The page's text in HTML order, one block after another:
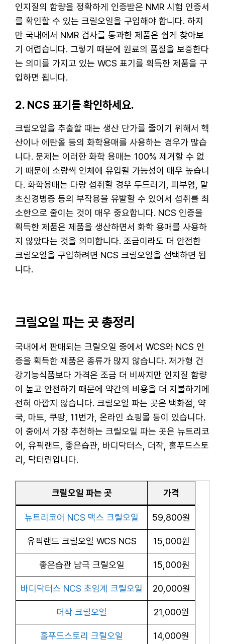
인지질의 함량을 정확하게 인증받은 NMR 시험 인증서
를 확인할 수 있는 크릴오일을 구입해야 합니다. 하지
만 국내에서 NMR 검사를 통과한 제품은 쉽게 찾아보
기 어렵습니다. 그렇기 때문에 원료의 품질을 보증한다
는 의미를 가지고 있는 WCS 표기를 획득한 제품을 구
입하면 됩니다.
2. NCS 표기를 확인하세요.
크릴오일을 추출할 때는 생산 단가를 줄이기 위해서 헥
산이나 에탄올 등의 화학용매를 사용하는 경우가 많습
니다. 문제는 이러한 화학 용매는 100% 제거할 수 없
기 때문에 소량씩 인체에 유입될 가능성이 매우 높습니
다. 화학용매는 다량 섭취할 경우 두드러기, 피부염, 말
초신경병증 등의 부작용을 유발할 수 있어서 섭취를 최
소한으로 줄이는 것이 매우 중요합니다. NCS 인증을
획득한 제품은 제품을 생산하면서 화학 용매를 사용하
지 않았다는 것을 의미합니다. 조금이라도 더 안전한
크릴오일을 구입하려면 NCS 크릴오일을 선택하면 됩
니다.
크릴오일 파는 곳 총정리
국내에서 판매되는 크릴오일 중에서 WCS와 NCS 인
증을 획득한 제품은 종류가 많지 않습니다. 저가형 건
강기능식품보다 가격은 조금 더 비싸지만 인지질 함량
이 높고 안전하기 때문에 약간의 비용을 더 지불하기에
전혀 아깝지 않습니다. 크릴오일 파는 곳은 백화점, 약
국, 마트, 쿠팡, 11번가, 온라인 쇼핑몰 등이 있습니다.
이 중에서 가장 추천하는 크릴오일 파는 곳은 뉴트리코
어, 유픽랜드, 좋은습관, 바디닥터스, 더작, 홀푸드스토
리, 닥터린입니다.
크릴오일 파는 곳 가격
뉴트리코어 NCS 맥스 크릴오일 59,800원
유픽랜드 크릴오일 WCS NCS 15,000원
좋은습관 남극 크릴오일 15,000원
바디닥터스 NCS 초임계 크릴오일 20,000원
더작 크릴오일 21,000원
홀푸드스토리 크릴오일 14,000원